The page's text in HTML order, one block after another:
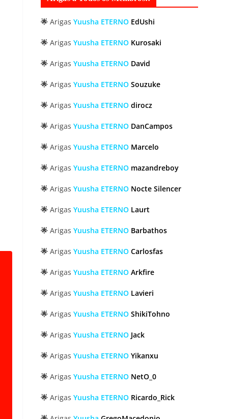
🌟 Arigas Yuusha ETERNO EdUshi
🌟 Arigas Yuusha ETERNO Kurosaki
🌟 Arigas Yuusha ETERNO David
🌟 Arigas Yuusha ETERNO Souzuke
🌟 Arigas Yuusha ETERNO dirocz
🌟 Arigas Yuusha ETERNO DanCampos
🌟 Arigas Yuusha ETERNO Marcelo
🌟 Arigas Yuusha ETERNO mazandreboy
🌟 Arigas Yuusha ETERNO Nocte Silencer
🌟 Arigas Yuusha ETERNO Laurt
🌟 Arigas Yuusha ETERNO Barbathos
🌟 Arigas Yuusha ETERNO Carlosfas
🌟 Arigas Yuusha ETERNO Arkfire
🌟 Arigas Yuusha ETERNO Lavieri
🌟 Arigas Yuusha ETERNO ShikiTohno
🌟 Arigas Yuusha ETERNO Jack
🌟 Arigas Yuusha ETERNO Yikanxu
🌟 Arigas Yuusha ETERNO NetO_0
🌟 Arigas Yuusha ETERNO Ricardo_Rick